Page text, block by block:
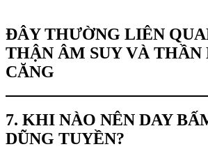
ĐÂY THƯỜNG LIÊN
THẬN ÂM SUY VÀ
CĂNG
7. KHI NÀO NÊN DAY
DŨNG TUYỀN?